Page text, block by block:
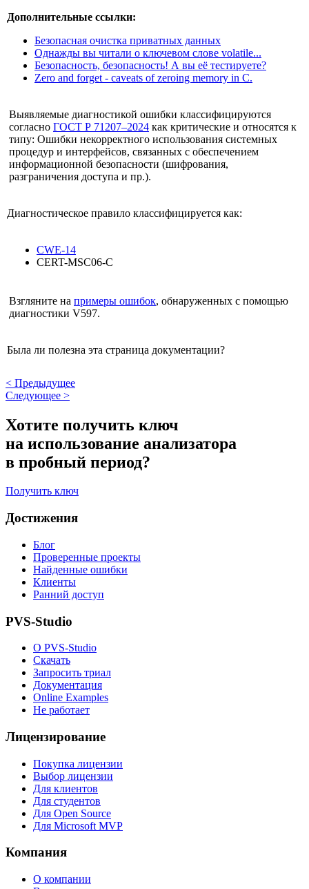
Дополнительные ссылки:
Безопасная очистка приватных данных
Однажды вы читали о ключевом слове volatile...
Безопасность, безопасность! А вы её тестируете?
Zero and forget - caveats of zeroing memory in C.
Выявляемые диагностикой ошибки классифицируются
согласно ГОСТ Р 71207–2024 как критические и относятся к
типу: Ошибки некорректного использования системных
процедур и интерфейсов, связанных с обеспечением
информационной безопасности (шифрования,
разграничения доступа и пр.).
Диагностическое правило классифицируется как:
CWE-14
CERT-MSC06-C
Взгляните на примеры ошибок, обнаруженных с помощью
диагностики V597.
Была ли полезна эта страница документации?
< Предыдущее
Следующее >
Хотите получить ключ
на использование анализатора
в пробный период?
Получить ключ
Достижения
Блог
Проверенные проекты
Найденные ошибки
Клиенты
Ранний доступ
PVS-Studio
О PVS-Studio
Скачать
Запросить триал
Документация
Online Examples
Не работает
Лицензирование
Покупка лицензии
Выбор лицензии
Для клиентов
Для студентов
Для Open Source
Для Microsoft MVP
Компания
О компании